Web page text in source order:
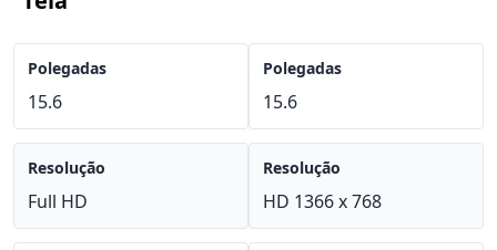
Polegadas
15.6
Resolução
Full HD
Polegadas
15.6
Resolução
HD 1366 x 768